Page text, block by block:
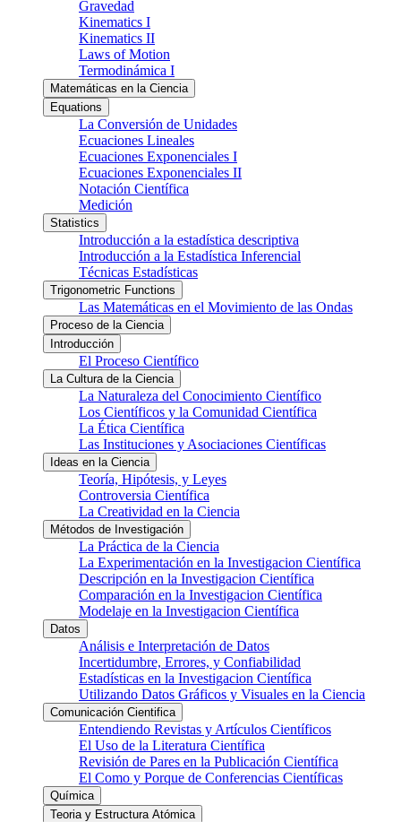
Gravedad
Kinematics I
Kinematics II
Laws of Motion
Termodinámica I
Matemáticas en la Ciencia
Equations
La Conversión de Unidades
Ecuaciones Lineales
Ecuaciones Exponenciales I
Ecuaciones Exponenciales II
Notación Científica
Medición
Statistics
Introducción a la estadística descriptiva
Introducción a la Estadística Inferencial
Técnicas Estadísticas
Trigonometric Functions
Las Matemáticas en el Movimiento de las Ondas
Proceso de la Ciencia
Introducción
El Proceso Científico
La Cultura de la Ciencia
La Naturaleza del Conocimiento Científico
Los Científicos y la Comunidad Científica
La Ética Científica
Las Instituciones y Asociaciones Científicas
Ideas en la Ciencia
Teoría, Hipótesis, y Leyes
Controversia Científica
La Creatividad en la Ciencia
Métodos de Investigación
La Práctica de la Ciencia
La Experimentación en la Investigacion Científica
Descripción en la Investigacion Científica
Comparación en la Investigacion Científica
Modelaje en la Investigacion Científica
Datos
Análisis e Interpretación de Datos
Incertidumbre, Errores, y Confiabilidad
Estadísticas en la Investigacion Científica
Utilizando Datos Gráficos y Visuales en la Ciencia
Comunicación Cientifica
Entendiendo Revistas y Artículos Científicos
El Uso de la Literatura Científica
Revisión de Pares en la Publicación Científica
El Como y Porque de Conferencias Científicas
Química
Teoria y Estructura Atómica